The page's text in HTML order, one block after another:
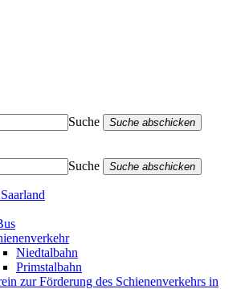
Suche
Suche abschicken
Suche
Suche abschicken
Niedtalbahn
Primstalbahn
zur Förderung des Schienenverkehrs in